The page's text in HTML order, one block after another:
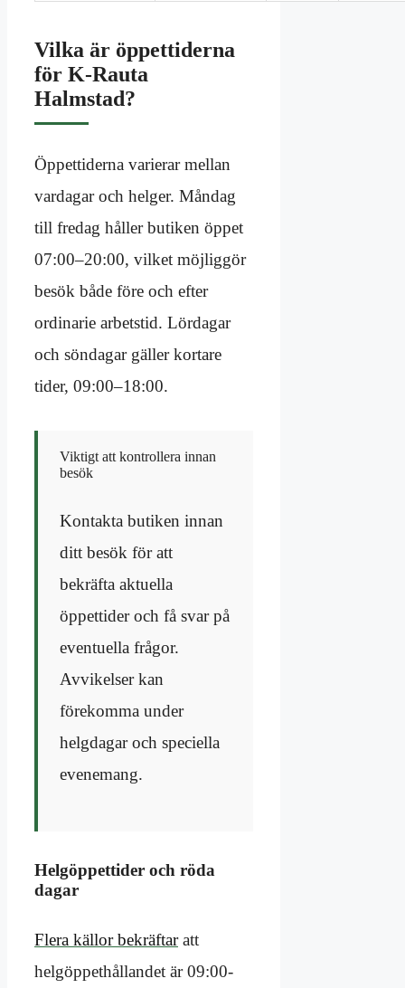
Vilka är öppettiderna
för K-Rauta
Halmstad?
Öppettiderna varierar mellan
vardagar och helger. Måndag
till fredag håller butiken öppet
07:00–20:00, vilket möjliggör
besök både före och efter
ordinarie arbetstid. Lördagar
och söndagar gäller kortare
tider, 09:00–18:00.
Viktigt att kontrollera innan
besök
Kontakta butiken innan
ditt besök för att
bekräfta aktuella
öppettider och få svar på
eventuella frågor.
Avvikelser kan
förekomma under
helgdagar och speciella
evenemang.
Helgöppettider och röda
dagar
Flera källor bekräftaratt
helgöppethållandet är 09:00-